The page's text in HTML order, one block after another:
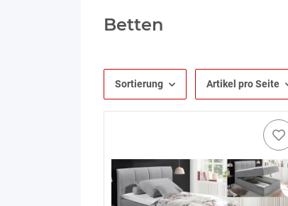
Betten
Sortierung Artikel pro Seite